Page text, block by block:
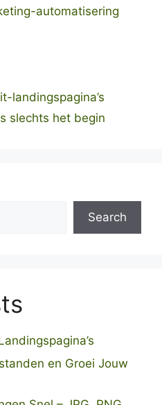
automatisering
landingspagina’s
slechts het begin
Search
en Groei Jouw